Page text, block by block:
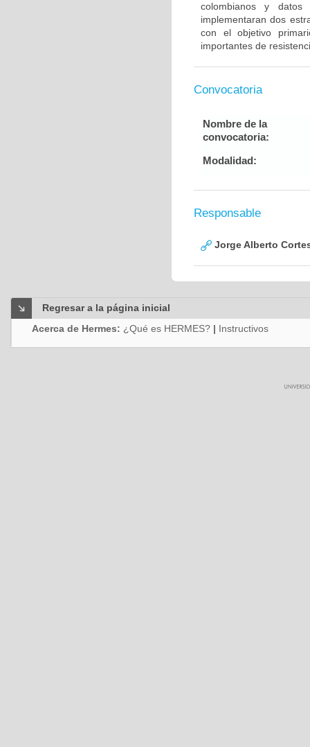
colombianos y
implementaran dos
con el objetivo
importantes de
Convocatoria
Nombre de la
convocatoria:
Modalidad:
Responsable
Jorge Alberto
Regresar a la página inicial
Acerca de Hermes: ¿Qué es HERMES? | Instructivos